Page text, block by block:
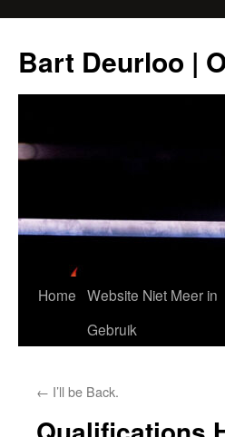
de
inhoud
Bart Deurloo |
Home Website Niet Meer in
Gebruik
← I’ll be Back.